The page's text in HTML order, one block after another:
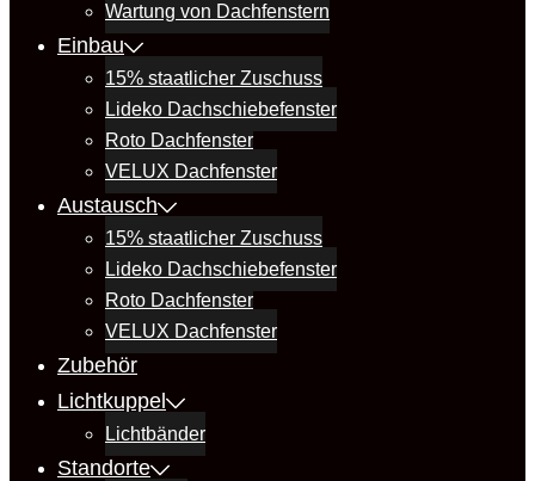
Wartung von Dachfenstern
Einbau
15% staatlicher Zuschuss
Lideko Dachschiebefenster
Roto Dachfenster
VELUX Dachfenster
Austausch
15% staatlicher Zuschuss
Lideko Dachschiebefenster
Roto Dachfenster
VELUX Dachfenster
Zubehör
Lichtkuppel
Lichtbänder
Standorte